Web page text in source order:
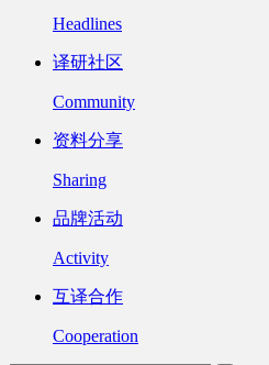
Headlines
译研社区
Community
资料分享
Sharing
品牌活动
Activity
互译合作
Cooperation